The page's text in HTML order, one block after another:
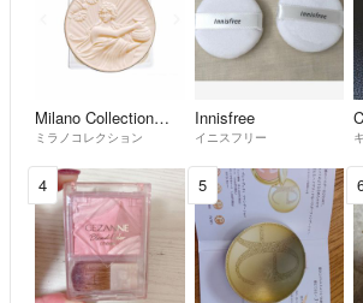
Milano Collection（kanebo）
ミラノコレクション
Innisfree
イニスフリー
4 5